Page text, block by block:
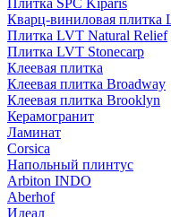
Плитка SPC Kiparis
Кварц-виниловая плитка
Плитка LVT Natural Relief
Плитка LVT Stonecarp
Клеевая плитка
Клеевая плитка Broadway
Клеевая плитка Brooklyn
Керамогранит
Ламинат
Corsica
Напольный плинтус
Arbiton INDO
Aberhof
Идеал